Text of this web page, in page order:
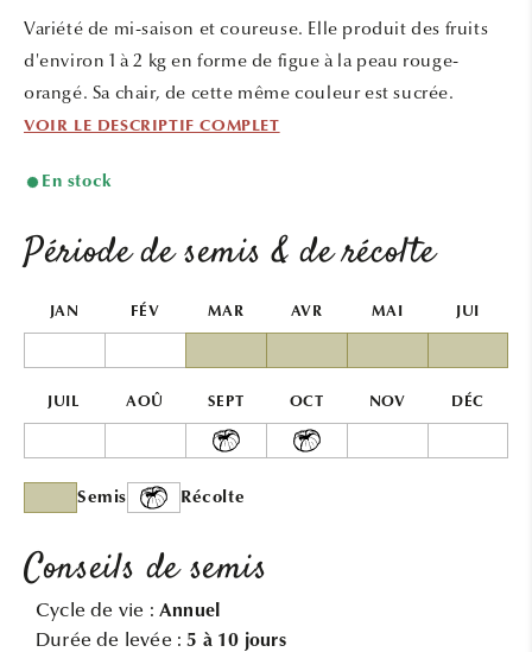
fenêtre
modale
Variété de mi-saison et coureuse. Elle produit des fruits
d'environ 1 à 2 kg en forme de figue à la peau rouge-
orangé. Sa chair, de cette même couleur est sucrée.
VOIR LE DESCRIPTIF COMPLET
En stock
Période de semis & de récolte
JAN FÉV MAR AVR MAI JUI
JUIL AOÛ SEPT OCT NOV DÉC
Semis Récolte
Conseils de semis
Cycle de vie : Annuel
Durée de levée :5 à 10 jours